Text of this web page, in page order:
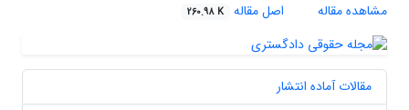
مشاهده مقاله
اصل مقاله 260.98 K
مقالات آماده انتشار